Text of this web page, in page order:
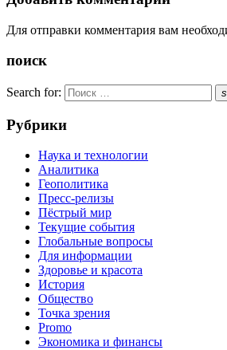
Для отправки комментария вам
поиск
Search for:
Рубрики
Наука и технологии
Аналитика
Геополитика
Пресс-релизы
Пёстрый мир
Текущие события
Глобальные вопросы
Для информации
Здоровье и красота
История
Общество
Точка зрения
Promo
Экономика и финансы